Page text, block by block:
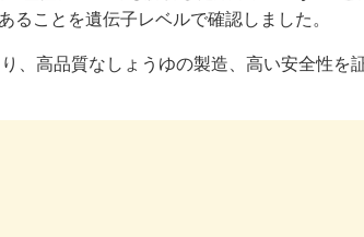
ることを遺伝子レベルで確認しました。
、高品質なしょうゆの製造、高い安全性を